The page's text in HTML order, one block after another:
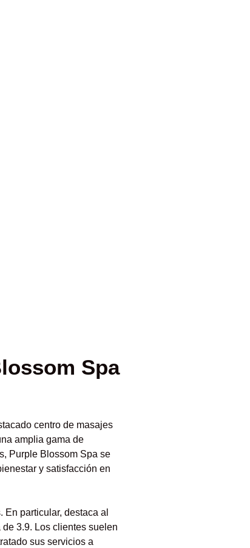
Spa
centro de masajes
amplia gama de
Purple Blossom Spa se
y satisfacción en
particular, destaca al
3.9. Los clientes suelen
sus servicios a